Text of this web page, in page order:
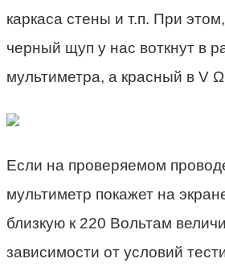
каркаса стены и т.п. При
черный щуп у нас воткнут в
мультиметра, а красный в V
Если на проверяемом
мультиметр покажет на
близкую к 220 Вольтам
зависимости от условий